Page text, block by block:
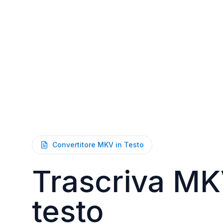
Convertitore MKV in Testo
Trascriva
testo